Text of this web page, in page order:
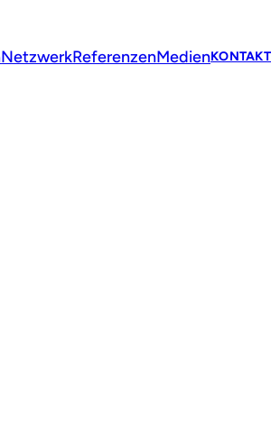
NetzwerkReferenzenMedienKONTAKT